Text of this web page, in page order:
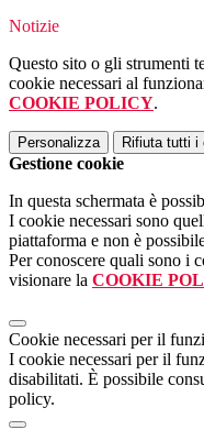
Notizie
Questo sito o gli strumenti
cookie necessari al
COOKIE POLICY.
Personalizza Rifiuta tutti i
Gestione cookie
In questa schermata è
I cookie necessari sono
piattaforma e non è
Per conoscere quali sono i
visionare la COOKIE
Cookie necessari per il
I cookie necessari per il
disabilitati. È possibile
policy.